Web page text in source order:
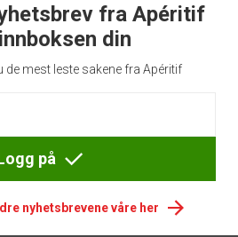
fra Apéritif
din
de mest leste sakene fra Apéritif
på
nyhetsbrevene våre her